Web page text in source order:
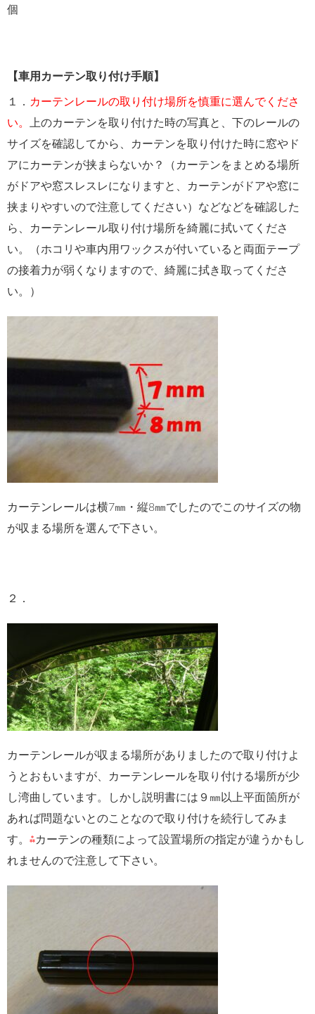
個
【車用カーテン取り付け手順】
１． カーテンレールの取り付け場所を慎重に選んでくださ
い。
上のカーテンを取り付けた時の写真と、下のレールの
サイズを確認してから、カーテンを取り付けた時に窓やド
アにカーテンが挟まらないか？（カーテンをまとめる場所
がドアや窓スレスレになりますと、カーテンがドアや窓に
挟まりやすいので注意してください）などなどを確認した
ら、カーテンレール取り付け場所を綺麗に拭いてくださ
い。（ホコリや車内用ワックスが付いていると両面テープ
の接着力が弱くなりますので、綺麗に拭き取ってくださ
い。）
カーテンレールは横7㎜・縦8㎜でしたのでこのサイズの物
が収まる場所を選んで下さい。
２．
カーテンレールが収まる場所がありましたので取り付けよ
うとおもいますが、カーテンレールを取り付ける場所が少
し湾曲しています。しかし説明書には９㎜以上平面箇所が
あれば問題ないとのことなので取り付けを続行してみま
す。 ⁂カーテンの種類によって設置場所の指定が違うかもし
れませんので注意して下さい。